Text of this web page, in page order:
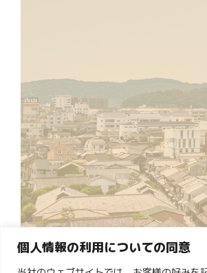
個人情報の利用についての同意